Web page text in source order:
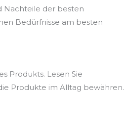
Nachteile der besten
Bedürfnisse am besten
Produkts. Lesen Sie
Produkte im Alltag bewähren.